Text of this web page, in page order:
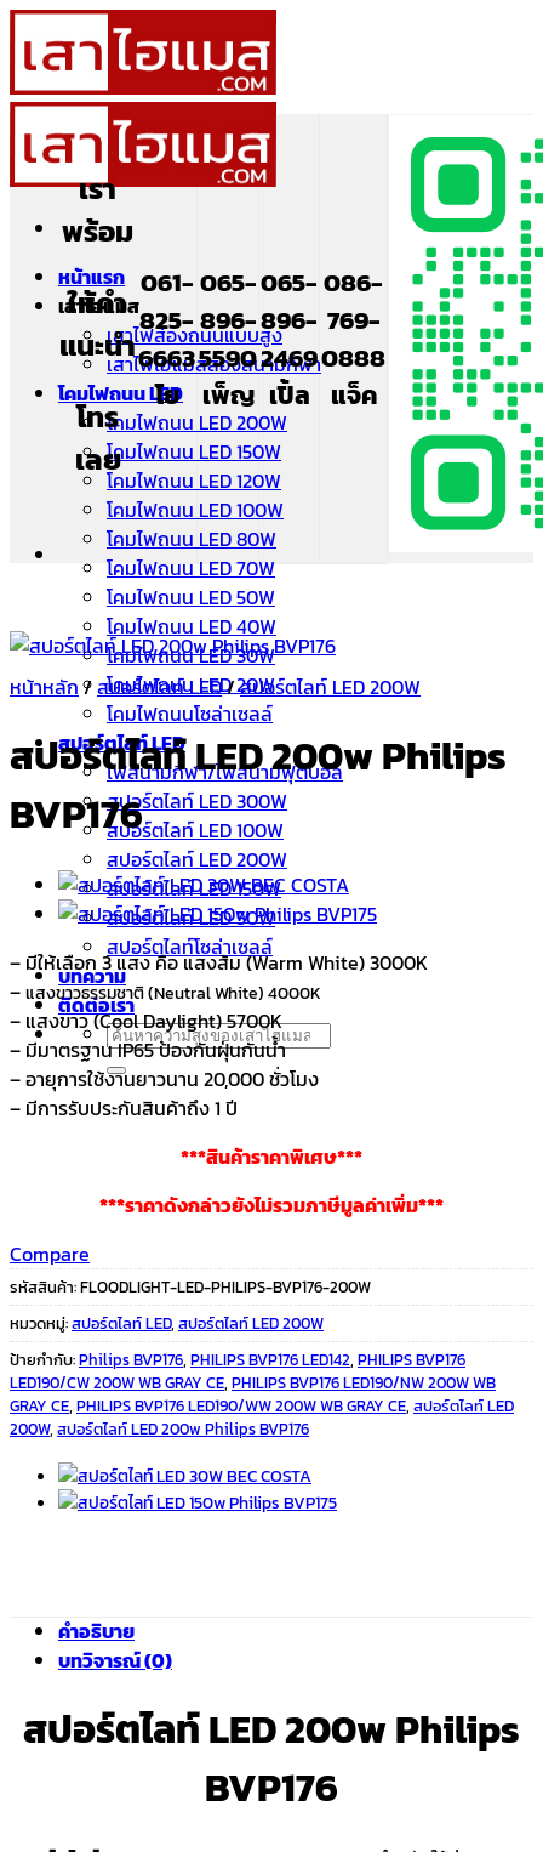
ข้าม
ไป
เนื้อหา
หน้าแรก
เสาไฮแมส
เสาไฟส่องถนนแบบสูง
เสาไฟไฮแมสส่องสนามกีฬา
โคมไฟถนน LED
โคมไฟถนน LED 200W
โคมไฟถนน LED 150W
โคมไฟถนน LED 120W
โคมไฟถนน LED 100W
โคมไฟถนน LED 80W
โคมไฟถนน LED 70W
โคมไฟถนน LED 50W
โคมไฟถนน LED 40W
โคมไฟถนน LED 30W
โคมไฟถนน LED 20W
โคมไฟถนนโซล่าเซลล์
สปอร์ตไลท์ LED
ไฟสนามกีฬา/ไฟสนามฟุตบอล
สปอร์ตไลท์ LED 300W
สปอร์ตไลท์ LED 100W
สปอร์ตไลท์ LED 200W
สปอร์ตไลท์ LED 150W
สปอร์ตไลท์ LED 50W
สปอร์ตไลท์โซล่าเซลล์
บทความ
ติดต่อเรา
ค้นหา:
เรา
พร้อม
ให้คำ
แนะนำ
โทร
เลย
061-
825-
6663
โย
065-
896-
5590
เพ็ญ
065-
896-
2469
เปิ้ล
086-
769-
0888
แจ็ค
หน้าหลัก /สปอร์ตไลท์ LED/สปอร์ตไลท์ LED 200W
สปอร์ตไลท์ LED 200w Philips
BVP176
– มีให้เลือก 3 แสง คือ แสงส้ม (Warm White) 3000K
–แสงขาวธรรมชาติ(Neutral White) 4000K
– แสงขาว (Cool Daylight) 5700K
– มีมาตรฐาน IP65 ป้องกันฝุ่นกันน้ำ
– อายุการใช้งานยาวนาน 20,000 ชั่วโมง
– มีการรับประกันสินค้าถึง 1 ปี
***สินค้าราคาพิเศษ***
***ราคาดังกล่าวยังไม่รวมภาษีมูลค่าเพิ่ม***
Compare
รหัสสินค้า:FLOODLIGHT-LED-PHILIPS-BVP176-200W
หมวดหมู่:สปอร์ตไลท์ LED, สปอร์ตไลท์ LED 200W
ป้ายกำกับ:Philips BVP176, PHILIPS BVP176 LED142, PHILIPS BVP176
LED190/CW 200W WB GRAY CE, PHILIPS BVP176 LED190/NW 200W WB
GRAY CE, PHILIPS BVP176 LED190/WW 200W WB GRAY CE, สปอร์ตไลท์ LED
200W, สปอร์ตไลท์ LED 200w Philips BVP176
คำอธิบาย
บทวิจารณ์ (0)
สปอร์ตไลท์ LED 200w Philips
BVP176